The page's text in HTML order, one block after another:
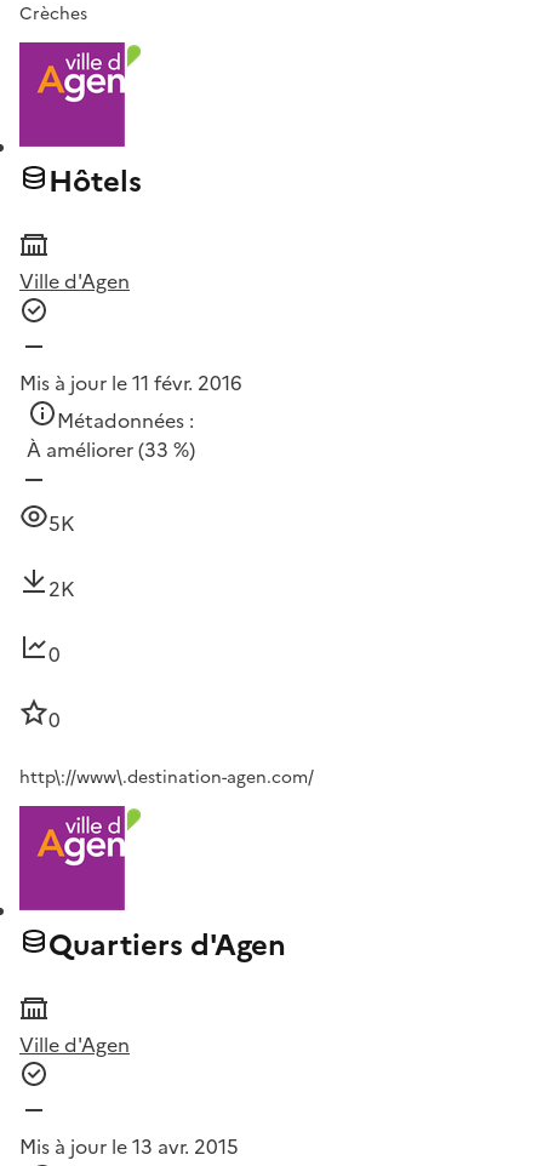
Crèches
Hôtels
Ville d'Agen
Mis à jour le 11 févr. 2016
Métadonnées :
À améliorer(33 %)
5K
2K
0
0
http\://www\.destination-agen.com/
Quartiers d'Agen
Ville d'Agen
Mis à jour le 13 avr. 2015